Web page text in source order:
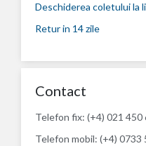
Deschiderea coletului la
Retur in 14 zile
Contact
Telefon fix: (+4) 021 450
Telefon mobil: (+4) 0733